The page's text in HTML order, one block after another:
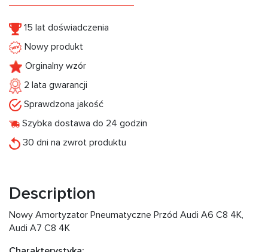
15 lat doświadczenia
Nowy produkt
Orginalny wzór
2 lata gwarancji
Sprawdzona jakość
Szybka dostawa do 24 godzin
30 dni na zwrot produktu
Description
Nowy Amortyzator Pneumatyczne Przód Audi А6 C8 4K,
Audi А7 C8 4K